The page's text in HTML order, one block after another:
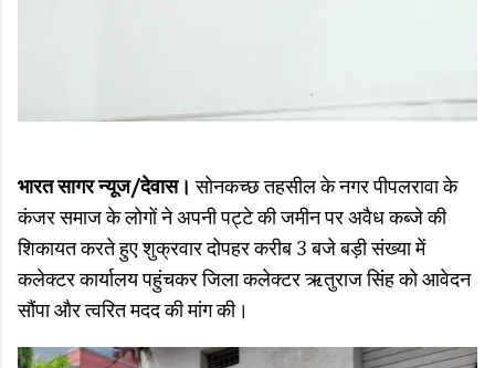
भारत सागर न्यूज/देवास।
सोनकच्छ तहसील के नगर पीपलरावा के
कंजर समाज के लोगों ने अपनी पट्टे की जमीन पर अवैध कब्जे की
शिकायत करते हुए शुक्रवार दोपहर करीब 3 बजे बड़ी संख्या में
कलेक्टर कार्यालय पहुंचकर जिला कलेक्टर ऋतुराज सिंह को आवेदन
सौंपा और त्वरित मदद की मांग की।